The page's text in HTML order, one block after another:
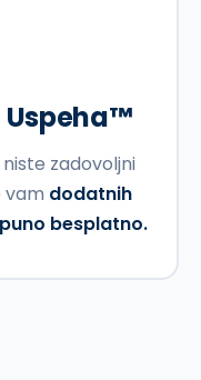
zadovoljni
vam dodatnih
besplatno.